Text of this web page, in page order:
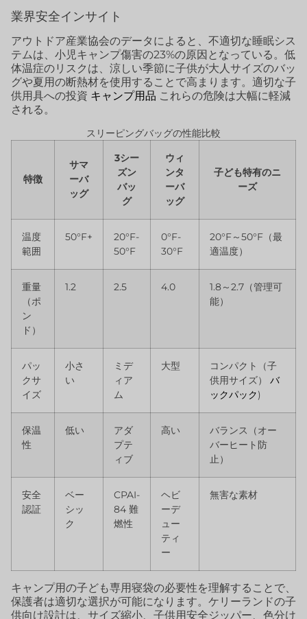
業界安全インサイト
アウトドア産業協会のデータによると、不適切な睡眠シス
テムは、小児キャンプ傷害の23%の原因となっている。低
体温症のリスクは、涼しい季節に子供が大人サイズのバッ
グや夏用の断熱材を使用することで高まります。適切な子
供用具への投資 キャンプ用品 これらの危険は大幅に軽減
される。
スリーピングバッグの性能比較
特徴
サマ
ーバ
ッグ
3シー
ズン
バッ
グ
ウィ
ンタ
ーバ
ッグ
子ども特有のニ
ーズ
温度
範囲
50°F+
20°F-
50°F
0°F-
30°F
20°F～50°F（最
適温度）
重量
（ポ
ン
ド）
1.2 2.5 4.0
1.8～2.7（管理可
能）
パッ
クサ
イズ
小さ
い
ミデ
ィア
ム
大型
コンパクト（子
供用サイズ） バ
ックパック)
保温
性
低い
アダ
プテ
ィブ
高い
バランス（オー
バーヒート防
止）
安全
認証
ベー
シッ
ク
CPAI-
84 難
燃性
ヘビ
ーデ
ュー
ティ
ー
無害な素材
キャンプ用の子ども専用寝袋の必要性を理解することで、
保護者は適切な選択が可能になります。ケリーランドの子
供向け設計は、サイズ縮小、子供用安全ジッパー、色分け